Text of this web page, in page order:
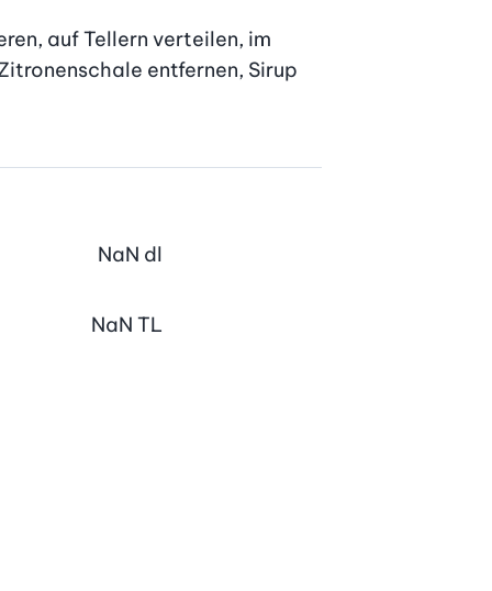
auf Tellern verteilen, im
entfernen, Sirup
NaN dl
NaN TL